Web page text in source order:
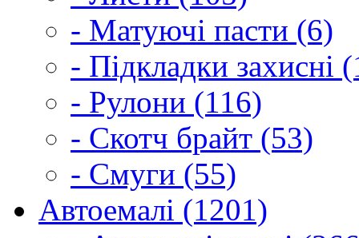
- Матуючі пасти (6)
- Підкладки захисні
- Рулони (116)
- Скотч брайт (53)
- Смуги (55)
Автоемалі (1201)